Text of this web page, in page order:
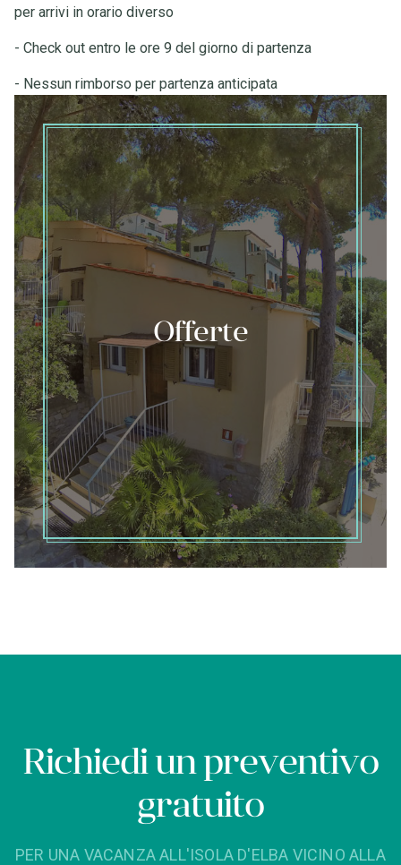
per arrivi in orario diverso
- Check out entro le ore 9 del giorno di partenza
- Nessun rimborso per partenza anticipata
Offerte
Richiedi un preventivo
gratuito
PER UNA VACANZA ALL'ISOLA D'ELBA VICINO ALLA